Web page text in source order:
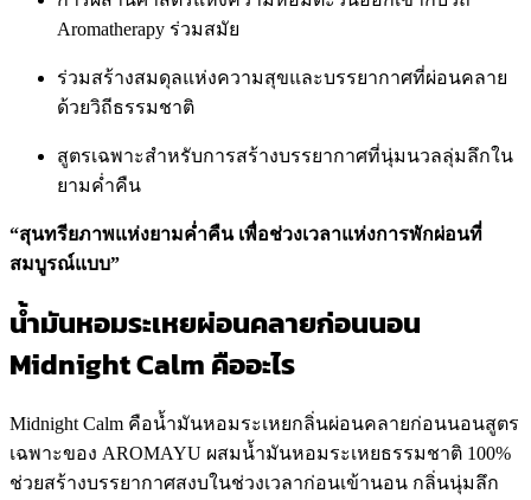
Aromatherapy ร่วมสมัย
ร่วมสร้างสมดุลแห่งความสุขและบรรยากาศที่ผ่อนคลาย
ด้วยวิถีธรรมชาติ
สูตรเฉพาะสำหรับการสร้างบรรยากาศที่นุ่มนวลลุ่มลึกใน
ยามค่ำคืน
“สุนทรียภาพแห่งยามค่ำคืน เพื่อช่วงเวลาแห่งการพักผ่อนที่
สมบูรณ์แบบ”
น้ำมันหอมระเหยผ่อนคลายก่อนนอน
Midnight Calm คืออะไร
Midnight Calm คือน้ำมันหอมระเหยกลิ่นผ่อนคลายก่อนนอนสูตร
เฉพาะของ AROMAYU ผสมน้ำมันหอมระเหยธรรมชาติ 100%
ช่วยสร้างบรรยากาศสงบในช่วงเวลาก่อนเข้านอน กลิ่นนุ่มลึก